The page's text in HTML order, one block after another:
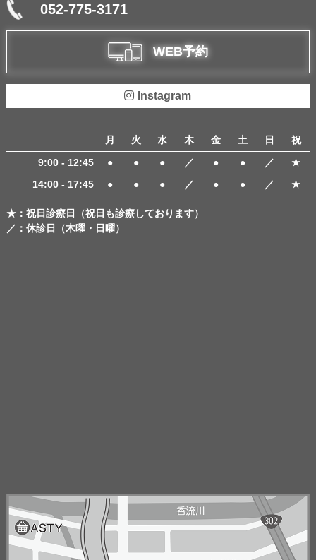
052-775-3171
WEB予約
Instagram
月 火 水 木 金 土 日
祝
9:00 - 12:45
● ● ● ／ ● ● ／
★
14:00 - 17:45
● ● ● ／ ● ● ／ ★
★：祝日診療日（祝日も診療しております）
／：休診日（木曜・日曜）